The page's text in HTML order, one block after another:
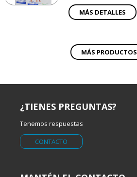
MÁS DETALLES
MÁS PRODUCTOS
¿TIENES PREGUNTAS?
Tenemos respuestas
CONTACTO